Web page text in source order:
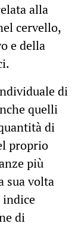
alla
cervello,
e della
di
quelli
di
proprio
più
sua volta
indice
di